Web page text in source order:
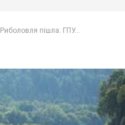
Риболовля пішла: ГПУ...